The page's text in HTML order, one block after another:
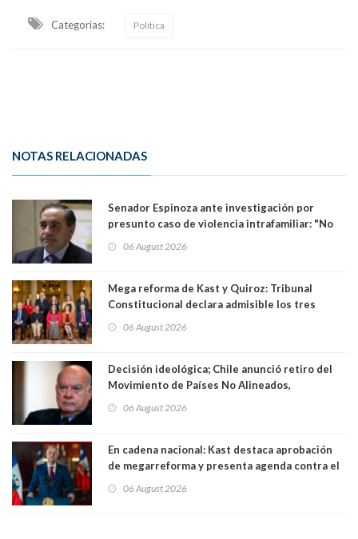
Categorias: Política
NOTAS RELACIONADAS
Senador Espinoza ante investigación por
presunto caso de violencia intrafamiliar: "No
antecedentes a Tribunal Supremo
06 August 2026
Mega reforma de Kast y Quiroz: Tribunal
Constitucional declara admisible los tres
06 August 2026
Decisión ideológica; Chile anunció retiro del
Movimiento de Países No Alineados,
1971. Excanciller Insulza lamentó decisión
06 August 2026
En cadena nacional: Kast destaca aprobación
de megarreforma y presenta agenda contra el
06 August 2026